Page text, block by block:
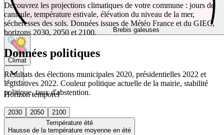
Brebis galeuses
Climat
Horizon temporel
2030 2050
2100
Température été
Hausse de la température moyenne en été
Découvrez les projections climatiques de votre commune : jours de
canicule, température estivale, élévation du niveau de la mer,
sécheresses des sols. Données issues de Météo France et du GIEC,
horizons 2030, 2050 et 2100.
Données politiques
Résultats des élections municipales 2020, présidentielles 2022 et
législatives 2022. Couleur politique actuelle de la mairie, stabilité
politique, taux d'abstention.